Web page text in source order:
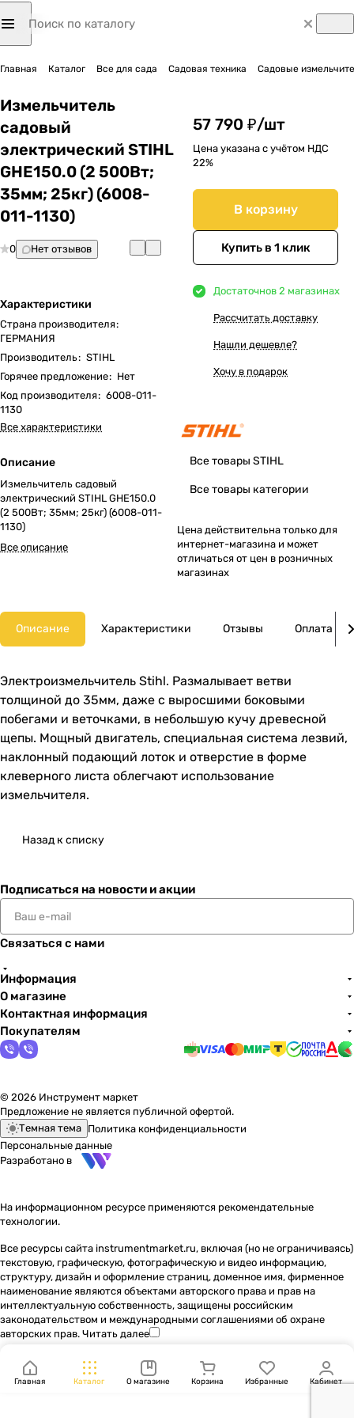
Главная Каталог Все для сада Садовая техника Садовые
Измельчитель
садовый
электрический STIHL
GHE150.0 (2 500Вт;
35мм; 25кг) (6008-
011-1130)
0 Нет отзывов
Характеристики
Страна производителя:
ГЕРМАНИЯ
Производитель: STIHL
Горячее предложение: Нет
Код производителя: 6008-011-
1130
Все характеристики
Описание
Измельчитель садовый
электрический STIHL GHE150.0
(2 500Вт; 35мм; 25кг) (6008-011-
1130)
Все описание
57 790 ₽/шт
Цена указана с учётом НДС
22%
В корзину
Купить в 1 клик
Достаточнов 2 магазинах
Рассчитать доставку
Нашли дешевле?
Хочу в подарок
Все товары STIHL
Все товары категории
Цена действительна только для
интернет-магазина и может
отличаться от цен в розничных
магазинах
Описание Характеристики Отзывы Оплата
Электроизмельчитель Stihl. Размалывает ветви
толщиной до 35мм, даже с выросшими боковыми
побегами и веточками, в небольшую кучу древесной
щепы. Мощный двигатель, специальная система лезвий,
наклонный подающий лоток и отверстие в форме
клеверного листа облегчают использование
измельчителя.
Назад к списку
Подписаться на новости и акции
Связаться с нами
Информация
О магазине
Контактная информация
Покупателям
© 2026 Инструмент маркет
Предложение не является публичной офертой.
Темная тема Политика конфиденциальности
Персональные данные
Разработано в
На информационном ресурсе применяются рекомендательные
технологии.
Все ресурсы сайта instrumentmarket.ru, включая (но не ограничиваясь)
текстовую, графическую, фотографическую и видео информацию,
структуру, дизайн и оформление страниц, доменное имя, фирменное
наименование являются объектами авторского права и прав на
интеллектуальную собственность, защищены российским
законодательством и международными соглашениями об охране
авторских прав. Читать далее
Главная Каталог О магазине Корзина Избранные Кабинет